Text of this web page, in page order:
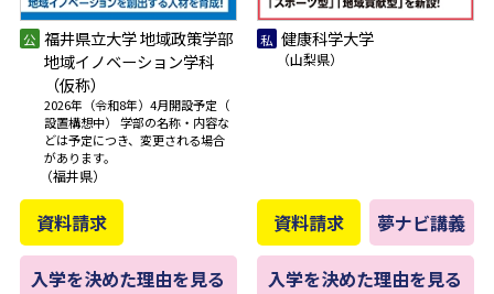
福井県立大学 地域政策学部
地域イノベーション学科
（仮称）
2026年（令和8年）4月開設予定（
設置構想中） 学部の名称・内容な
どは予定につき、変更される場合
があります。
（福井県）
資料請求
入学を決めた理由を見る
健康科学大学
（山梨県）
資料請求 夢ナビ講義
入学を決めた理由を見る